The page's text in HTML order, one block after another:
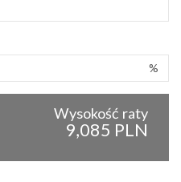
%
Wysokość raty
9,085 PLN